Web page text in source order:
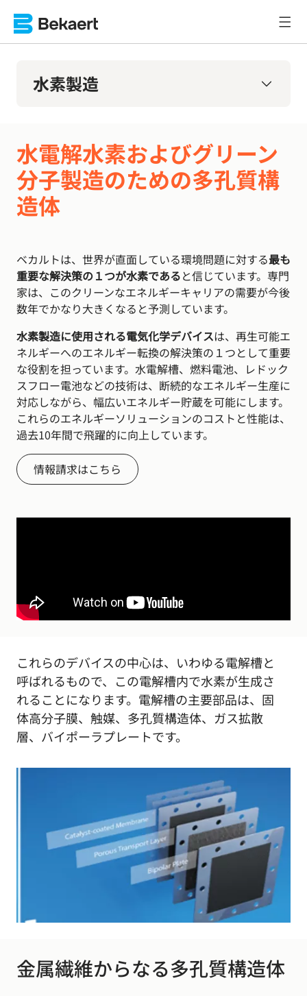
水素製造
水電解水素およびグリーン
分子製造のための多孔質構
造体
ベカルトは、世界が直面している環境問題に対する最も
重要な解決策の１つが水素であると信じています。専門
家は、このクリーンなエネルギーキャリアの需要が今後
数年でかなり大きくなると予測しています。
水素製造に使用される電気化学デバイスは、再生可能エ
ネルギーへのエネルギー転換の解決策の１つとして重要
な役割を担っています。水電解槽、燃料電池、レドック
スフロー電池などの技術は、断続的なエネルギー生産に
対応しながら、幅広いエネルギー貯蔵を可能にします。
これらのエネルギーソリューションのコストと性能は、
過去10年間で飛躍的に向上しています。
情報請求はこちら
これらのデバイスの中心は、いわゆる電解槽と
呼ばれるもので、この電解槽内で水素が生成さ
れることになります。電解槽の主要部品は、固
体高分子膜、触媒、多孔質構造体、ガス拡散
層、バイポーラプレートです。
金属繊維からなる多孔質構造体